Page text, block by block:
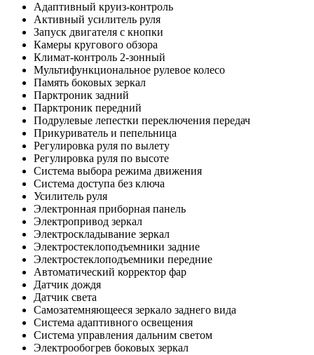
Адаптивный круиз-контроль
Активный усилитель руля
Запуск двигателя с кнопки
Камеры кругового обзора
Климат-контроль 2-зонный
Мультифункциональное рулевое колесо
Память боковых зеркал
Парктроник задний
Парктроник передний
Подрулевые лепестки переключения передач
Прикуриватель и пепельница
Регулировка руля по вылету
Регулировка руля по высоте
Система выбора режима движения
Система доступа без ключа
Усилитель руля
Электронная приборная панель
Электропривод зеркал
Электроскладывание зеркал
Электростеклоподъемники задние
Электростеклоподъемники передние
Автоматический корректор фар
Датчик дождя
Датчик света
Самозатемняющееся зеркало заднего вида
Система адаптивного освещения
Система управления дальним светом
Электрообогрев боковых зеркал